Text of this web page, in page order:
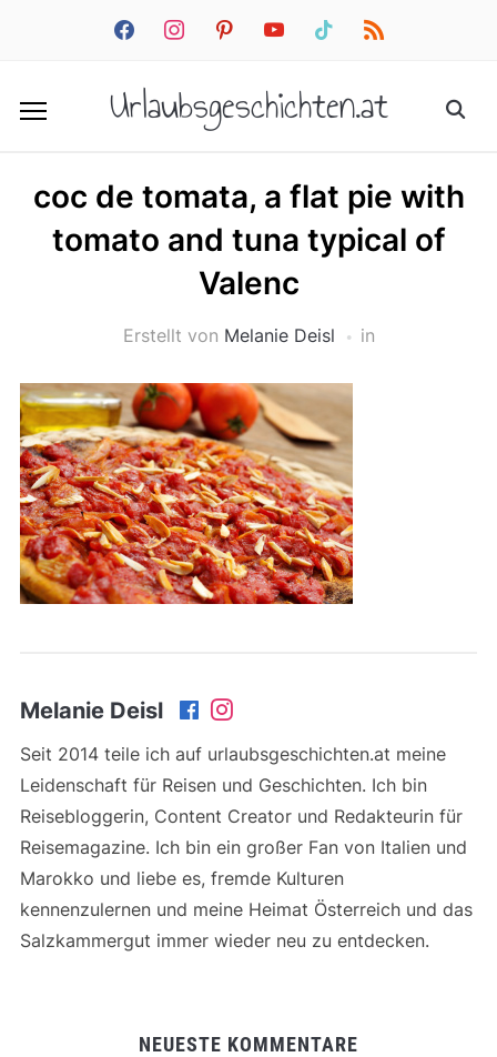
facebookinstagrampinterestyoutube tiktok rss
Urlaubsgeschichten.at
coc de tomata, a flat pie with
tomato and tuna typical of
Valenc
Erstellt von Melanie Deisl in
Melanie Deisl
Seit 2014 teile ich auf urlaubsgeschichten.at meine
Leidenschaft für Reisen und Geschichten. Ich bin
Reisebloggerin, Content Creator und Redakteurin für
Reisemagazine. Ich bin ein großer Fan von Italien und
Marokko und liebe es, fremde Kulturen
kennenzulernen und meine Heimat Österreich und das
Salzkammergut immer wieder neu zu entdecken.
NEUESTE KOMMENTARE